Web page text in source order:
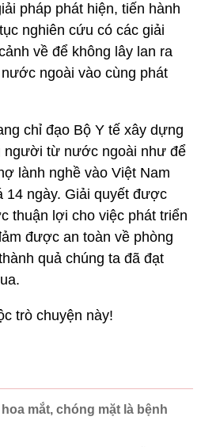
pháp phát hiện, tiến hành
nghiên cứu có các giải
về để không lây lan ra
ngoài vào cùng phát
chỉ đạo Bộ Y tế xây dựng
người từ nước ngoài như để
lành nghề vào Việt Nam
14 ngày. Giải quyết được
thuận lợi cho việc phát triển
được an toàn về phòng
quả chúng ta đã đạt
trò chuyện này!
mắt, chóng mặt là bệnh